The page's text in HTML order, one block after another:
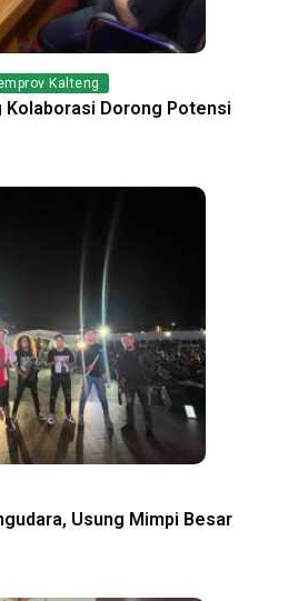
Kalteng
Kolaborasi Dorong Potensi
Usung Mimpi Besar